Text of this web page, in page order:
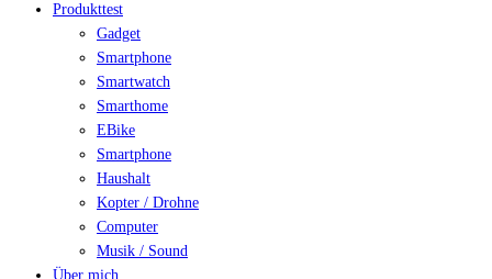
Produkttest
Gadget
Smartphone
Smartwatch
Smarthome
EBike
Smartphone
Haushalt
Kopter / Drohne
Computer
Musik / Sound
Über mich